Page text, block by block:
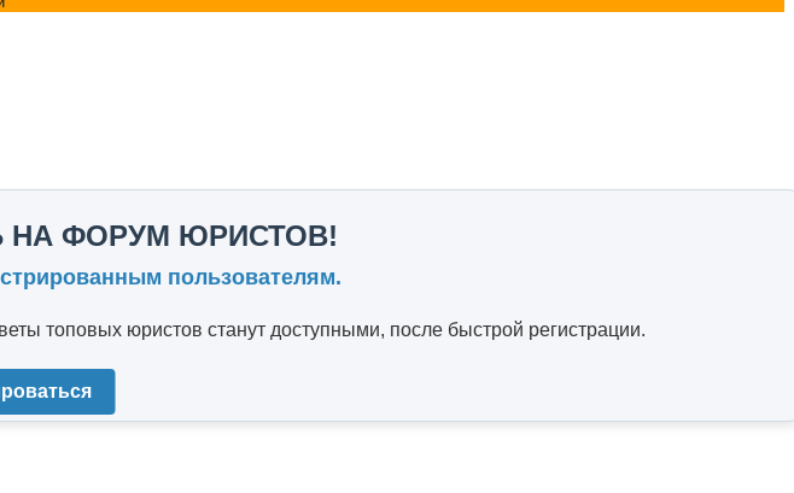
ФОРУМ ЮРИСТОВ!
пользователям.
топовых юристов станут доступными, после быстрой регистрации.